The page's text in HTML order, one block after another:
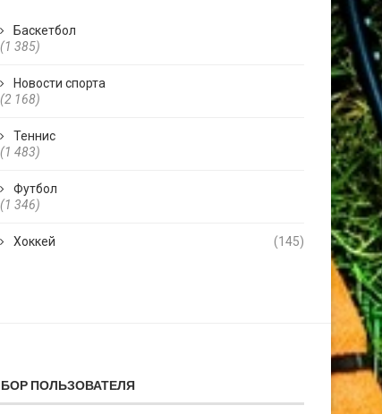
Баскетбол
(1 385)
Новости спорта
(2 168)
Теннис
(1 483)
Футбол
(1 346)
Хоккей (145)
ПОЛЬЗОВАТЕЛЯ